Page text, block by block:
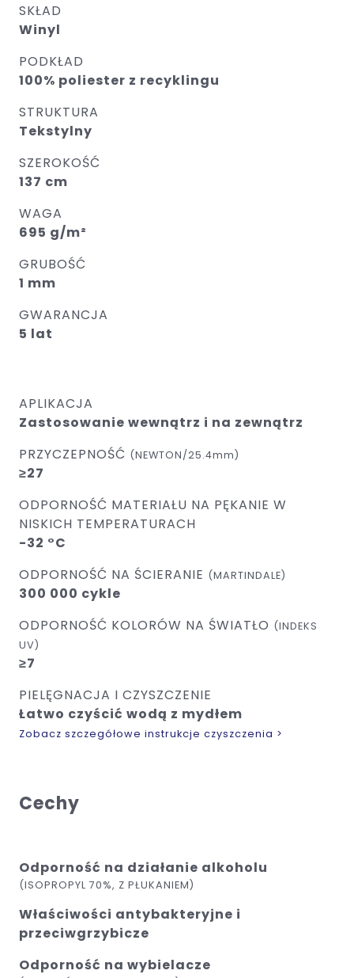
SKŁAD
Winyl
PODKŁAD
100% poliester z recyklingu
STRUKTURA
Tekstylny
SZEROKOŚĆ
137 cm
WAGA
695 g/m²
GRUBOŚĆ
1 mm
GWARANCJA
5 lat
APLIKACJA
Zastosowanie wewnątrz i na zewnątrz
PRZYCZEPNOŚĆ (NEWTON/25.4mm)
≥27
ODPORNOŚĆ MATERIAŁU NA PĘKANIE W
NISKICH TEMPERATURACH
-32 °C
ODPORNOŚĆ NA ŚCIERANIE (MARTINDALE)
300 000 cykle
ODPORNOŚĆ KOLORÓW NA ŚWIATŁO (INDEKS
UV)
≥7
PIELĘGNACJA I CZYSZCZENIE
Łatwo czyścić wodą z mydłem
Zobacz szczegółowe instrukcje czyszczenia >
Cechy
Odporność na działanie alkoholu
(ISOPROPYL 70%, Z PŁUKANIEM)
Właściwości antybakteryjne i
przeciwgrzybicze
Odporność na wybielacze